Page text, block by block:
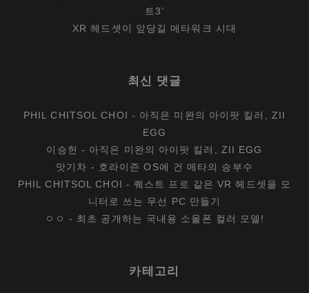
트3’
XR 헤드셋이 앞당길 메타워크 시대
최신 댓글
PHIL CHITSOL CHOI - 아직은 미완의 아이팟 킬러, ZII
EGG
이승헌 - 아직은 미완의 아이팟 킬러, ZII EGG
맛기차 - 호라이즌 OS에 건 메타의 승부수
PHIL CHITSOL CHOI -퀘스트 프로 같은 VR 헤드셋을 모
니터로 쓰는 무선 PC 만들기
ㅇㅇ - 최초 공개하는 국내용 소울폰 컬러 모델!
카테고리